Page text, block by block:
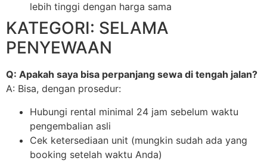
lebih tinggi dengan harga sama
KATEGORI: SELAMA
PENYEWAAN
Q: Apakah saya bisa perpanjang sewa di tengah jalan?
A: Bisa, dengan prosedur:
Hubungi rental minimal 24 jam sebelum waktu
pengembalian asli
Cek ketersediaan unit (mungkin sudah ada yang
booking setelah waktu Anda)